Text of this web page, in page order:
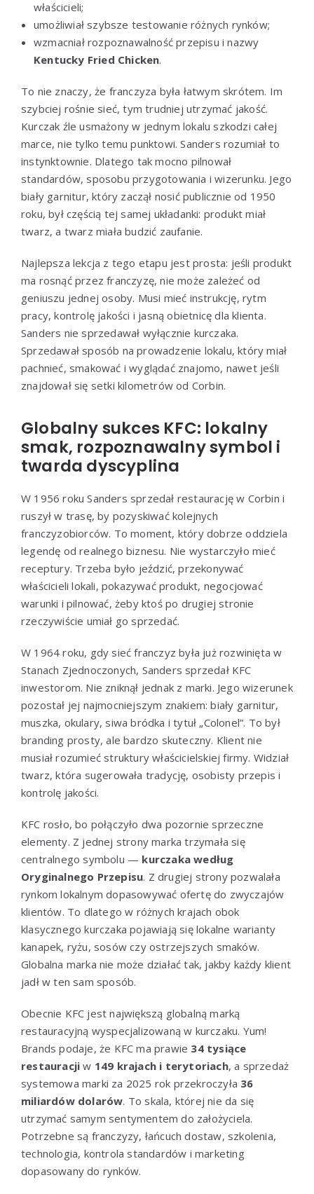
właścicieli;
umożliwiał szybsze testowanie różnych rynków;
wzmacniał rozpoznawalność przepisu i nazwy
Kentucky Fried Chicken.
To nie znaczy, że franczyza była łatwym skrótem. Im
szybciej rośnie sieć, tym trudniej utrzymać jakość.
Kurczak źle usmażony w jednym lokalu szkodzi całej
marce, nie tylko temu punktowi. Sanders rozumiał to
instynktownie. Dlatego tak mocno pilnował
standardów, sposobu przygotowania i wizerunku. Jego
biały garnitur, który zaczął nosić publicznie od 1950
roku, był częścią tej samej układanki: produkt miał
twarz, a twarz miała budzić zaufanie.
Najlepsza lekcja z tego etapu jest prosta: jeśli produkt
ma rosnąć przez franczyzę, nie może zależeć od
geniuszu jednej osoby. Musi mieć instrukcję, rytm
pracy, kontrolę jakości i jasną obietnicę dla klienta.
Sanders nie sprzedawał wyłącznie kurczaka.
Sprzedawał sposób na prowadzenie lokalu, który miał
pachnieć, smakować i wyglądać znajomo, nawet jeśli
znajdował się setki kilometrów od Corbin.
Globalny sukces KFC: lokalny
smak, rozpoznawalny symbol i
twarda dyscyplina
W 1956 roku Sanders sprzedał restaurację w Corbin i
ruszył w trasę, by pozyskiwać kolejnych
franczyzobiorców. To moment, który dobrze oddziela
legendę od realnego biznesu. Nie wystarczyło mieć
receptury. Trzeba było jeździć, przekonywać
właścicieli lokali, pokazywać produkt, negocjować
warunki i pilnować, żeby ktoś po drugiej stronie
rzeczywiście umiał go sprzedać.
W 1964 roku, gdy sieć franczyz była już rozwinięta w
Stanach Zjednoczonych, Sanders sprzedał KFC
inwestorom. Nie zniknął jednak z marki. Jego wizerunek
pozostał jej najmocniejszym znakiem: biały garnitur,
muszka, okulary, siwa bródka i tytuł „Colonel”. To był
branding prosty, ale bardzo skuteczny. Klient nie
musiał rozumieć struktury właścicielskiej firmy. Widział
twarz, która sugerowała tradycję, osobisty przepis i
kontrolę jakości.
KFC rosło, bo połączyło dwa pozornie sprzeczne
elementy. Z jednej strony marka trzymała się
centralnego symbolu — kurczaka według
Oryginalnego Przepisu. Z drugiej strony pozwalała
rynkom lokalnym dopasowywać ofertę do zwyczajów
klientów. To dlatego w różnych krajach obok
klasycznego kurczaka pojawiają się lokalne warianty
kanapek, ryżu, sosów czy ostrzejszych smaków.
Globalna marka nie może działać tak, jakby każdy klient
jadł w ten sam sposób.
Obecnie KFC jest największą globalną marką
restauracyjną wyspecjalizowaną w kurczaku. Yum!
Brands podaje, że KFC ma prawie 34 tysiące
restauracji w 149 krajach i terytoriach, a sprzedaż
systemowa marki za 2025 rok przekroczyła 36
miliardów dolarów. To skala, której nie da się
utrzymać samym sentymentem do założyciela.
Potrzebne są franczyzy, łańcuch dostaw, szkolenia,
technologia, kontrola standardów i marketing
dopasowany do rynków.